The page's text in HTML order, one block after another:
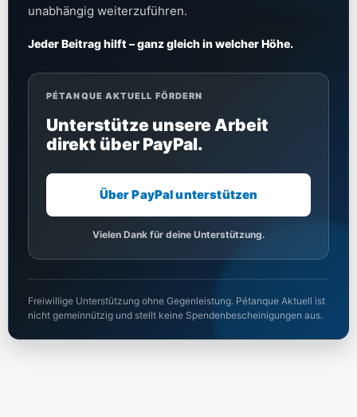
unabhängig weiterzuführen.
Jeder Beitrag hilft – ganz gleich in welcher Höhe.
PÉTANQUE AKTUELL FÖRDERN
Unterstütze unsere Arbeit
direkt über PayPal.
Über PayPal unterstützen
Vielen Dank für deine Unterstützung.
Freiwillige Unterstützung ohne Gegenleistung. Pétanque Aktuell ist
nicht gemeinnützig und stellt keine Spendenbescheinigungen aus.